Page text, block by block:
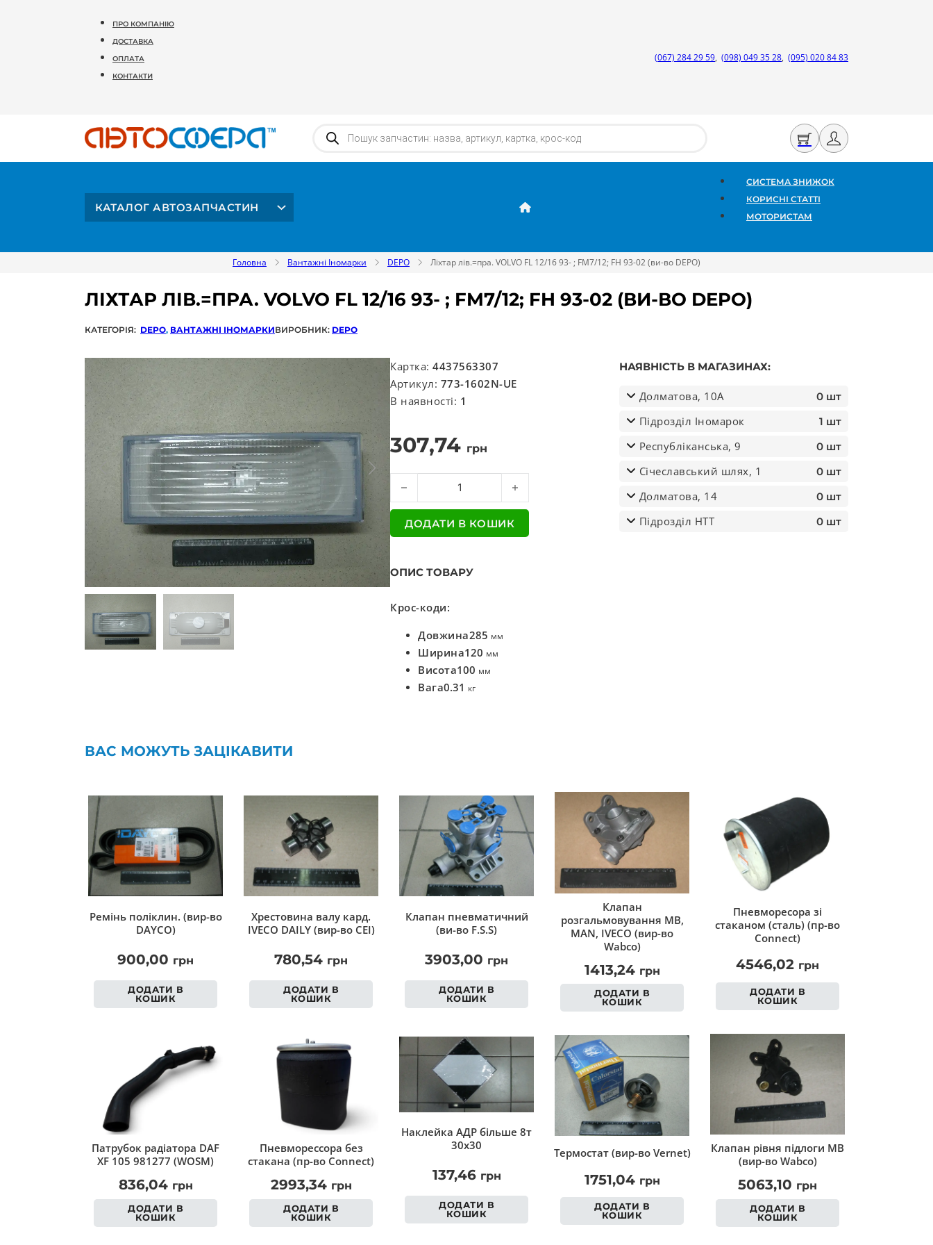
ПРО КОМПАНІЮ
ДОСТАВКА
ОПЛАТА
КОНТАКТИ
(067) 284 29 59, (098) 049 35 28, (095) 020 84 83
Products search
КАТАЛОГ АВТОЗАПЧАСТИН
СИСТЕМА ЗНИЖОК
КОРИСНІ СТАТТІ
МОТОРИСТАМ
Головна Вантажні Іномарки DEPO Лiхтар лiв.=пра. VOLVO FL 12/16 93- ; FM7/12; FH 93-02 (ви-во DEPO)
ЛIХТАР ЛIВ.=ПРА. VOLVO FL 12/16 93- ; FM7/12; FH 93-02 (ВИ-ВО DEPO)
КАТЕГОРІЯ: DEPO, ВАНТАЖНІ ІНОМАРКИВИРОБНИК: DEPO
Картка: 4437563307
Артикул: 773-1602N-UE
В наявності: 1
307,74 грн
Лiхтар лiв.=пра. VOLVO FL 12/16 93- ; FM7/12; FH 93-02 (ви-во DEPO) кількість
ДОДАТИ В КОШИК
НАЯВНІСТЬ В МАГАЗИНАХ:
Долматова, 10А 0 шт
Підрозділ Іномарок 1 шт
Республіканська, 9 0 шт
Січеславський шлях, 1 0 шт
Долматова, 14 0 шт
Підрозділ НТТ 0 шт
ОПИС ТОВАРУ
Крос-коди:
Довжина285 мм
Ширина120 мм
Висота100 мм
Вага0.31 кг
ВАС МОЖУТЬ ЗАЦІКАВИТИ
Ремінь поліклин. (вир-во
DAYCO)
900,00 грн
ДОДАТИ В
КОШИК
Хрестовина валу кард.
IVECO DAILY (вир-во CEI)
780,54 грн
ДОДАТИ В
КОШИК
Клапан пневматичний
(ви-во F.S.S)
3903,00 грн
ДОДАТИ В
КОШИК
Клапан
розгальмовування MB,
MAN, IVECO (вир-во
Wabco)
1413,24 грн
ДОДАТИ В
КОШИК
Пневморесора зі
стаканом (сталь) (пр-во
Connect)
4546,02 грн
ДОДАТИ В
КОШИК
Патрубок радіатора DAF
XF 105 981277 (WOSM)
836,04 грн
ДОДАТИ В
КОШИК
Пневморессора без
стакана (пр-во Connect)
2993,34 грн
ДОДАТИ В
КОШИК
Наклейка АДР більше 8т
30х30
137,46 грн
ДОДАТИ В
КОШИК
Термостат (вир-во Vernet)
1751,04 грн
ДОДАТИ В
КОШИК
Клапан рівня підлоги MB
(вир-во Wabco)
5063,10 грн
ДОДАТИ В
КОШИК